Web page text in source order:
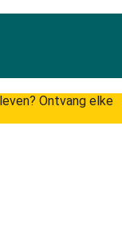
Ontvang elke